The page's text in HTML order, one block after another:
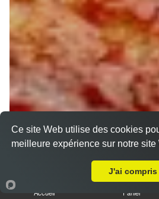
Accueil Panier
Ce site Web utilise des cookies
meilleure expérience sur notre site
J'ai compris